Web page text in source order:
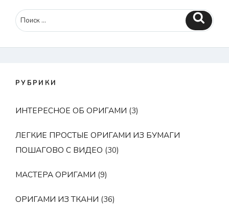
Поиск
РУБРИКИ
ИНТЕРЕСНОЕ ОБ ОРИГАМИ (3)
ЛЕГКИЕ ПРОСТЫЕ ОРИГАМИ ИЗ БУМАГИ
ПОШАГОВО С ВИДЕО (30)
МАСТЕРА ОРИГАМИ (9)
ОРИГАМИ ИЗ ТКАНИ (36)